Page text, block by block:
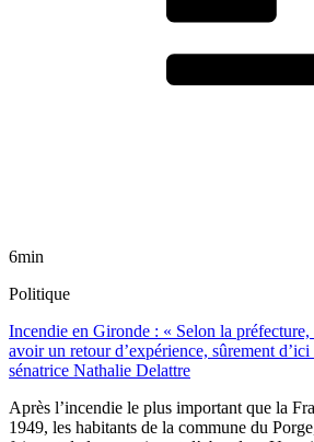
6min
Politique
Incendie en Gironde : « Selon la
avoir un retour d’expérience, sûrement
sénatrice Nathalie Delattre
Après l’incendie le plus important que la
1949, les habitants de la commune du